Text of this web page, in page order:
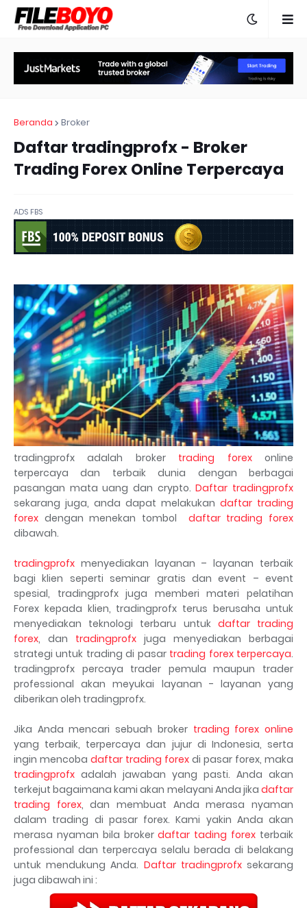
Beranda Broker
Daftar tradingprofx - Broker
Trading Forex Online Terpercaya
ADS FBS
tradingprofx adalah broker trading forexonline
terpercaya dan terbaik dunia dengan berbagai
pasangan mata uang dan crypto.Daftar tradingprofx
sekarang juga, anda dapat melakukan daftar trading
forex dengan menekan tombol daftar trading forex
dibawah.
tradingprofx menyediakan layanan – layanan terbaik
bagi klien seperti seminar gratis dan event – event
spesial, tradingprofx juga memberi materi pelatihan
Forex kepada klien, tradingprofx terus berusaha untuk
menyediakan teknologi terbaru untuk daftar trading
forex, dan tradingprofx juga menyediakan berbagai
strategi untuk trading di pasar trading forex terpercaya.
tradingprofx percaya trader pemula maupun trader
professional akan meyukai layanan - layanan yang
diberikan oleh tradingprofx.
Jika Anda mencari sebuah broker trading forex online
yang terbaik, terpercaya dan jujur di Indonesia, serta
ingin mencoba daftar trading forex di pasar forex, maka
tradingprofx adalah jawaban yang pasti. Anda akan
terkejut bagaimana kami akan melayani Anda jika daftar
trading forex, dan membuat Anda merasa nyaman
dalam trading di pasar forex. Kami yakin Anda akan
merasa nyaman bila brokerdaftar tading forex terbaik
professional dan terpercaya selalu berada di belakang
untuk mendukung Anda. Daftar tradingprofxsekarang
juga dibawah ini :